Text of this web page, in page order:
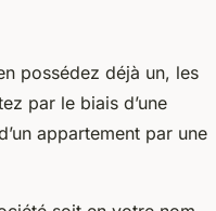
possédez déjà un, les
par le biais d’une
appartement par une